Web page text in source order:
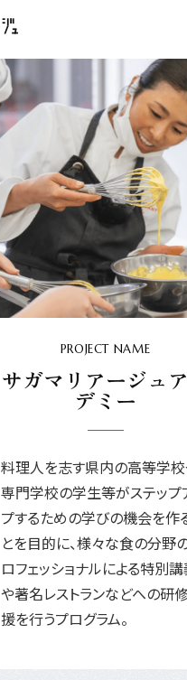
PROJECT NAME
サガマリアージュ
デミー
料理人を志す県内の高等学
専門学校の学生等がステップ
プするための学びの機会を作
とを目的に、様々な食の分野
ロフェッショナルによる特別
や著名レストランなどへの研
援を行うプログラム。